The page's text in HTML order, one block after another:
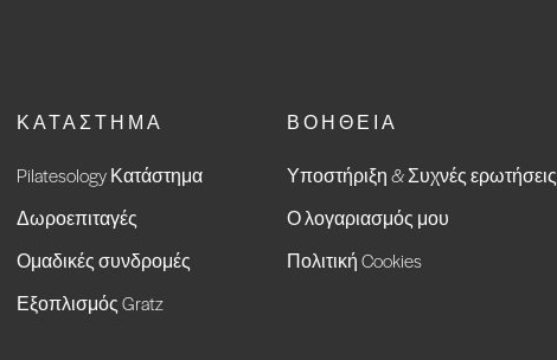
ΚΑΤΆΣΤΗΜΑ
Pilatesology Κατάστημα
Δωροεπιταγές
Ομαδικές συνδρομές
Εξοπλισμός Gratz
ΒΟΉΘΕΙΑ
Υποστήριξη & Συχνές ερωτήσεις
Ο λογαριασμός μου
Πολιτική Cookies